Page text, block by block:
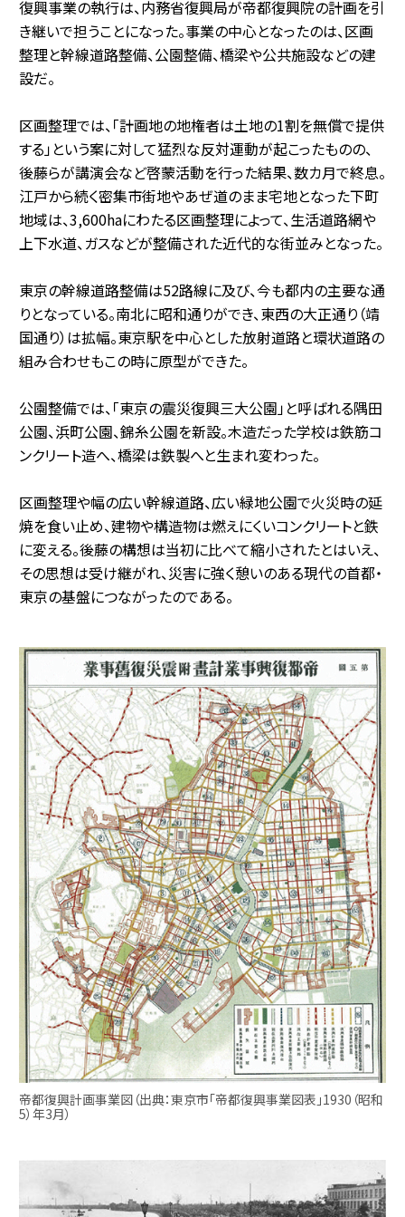
復興事業の執行は、内務省復興局が帝都復興院の計画を引
き継いで担うことになった。事業の中心となったのは、区画
整理と幹線道路整備、公園整備、橋梁や公共施設などの建
設だ。
区画整理では、「計画地の地権者は土地の1割を無償で提供
する」という案に対して猛烈な反対運動が起こったものの、
後藤らが講演会など啓蒙活動を行った結果、数カ月で終息。
江戸から続く密集市街地やあぜ道のまま宅地となった下町
地域は、3,600haにわたる区画整理によって、生活道路網や
上下水道、ガスなどが整備された近代的な街並みとなった。
東京の幹線道路整備は52路線に及び、今も都内の主要な通
りとなっている。南北に昭和通りができ、東西の大正通り（靖
国通り）は拡幅。東京駅を中心とした放射道路と環状道路の
組み合わせもこの時に原型ができた。
公園整備では、「東京の震災復興三大公園」と呼ばれる隅田
公園、浜町公園、錦糸公園を新設。木造だった学校は鉄筋コ
ンクリート造へ、橋梁は鉄製へと生まれ変わった。
区画整理や幅の広い幹線道路、広い緑地公園で火災時の延
焼を食い止め、建物や構造物は燃えにくいコンクリートと鉄
に変える。後藤の構想は当初に比べて縮小されたとはいえ、
その思想は受け継がれ、災害に強く憩いのある現代の首都・
東京の基盤につながったのである。
帝都復興計画事業図（出典：東京市「帝都復興事業図表」1930（昭和
5）年3月）